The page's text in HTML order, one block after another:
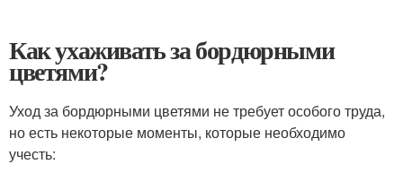
Как ухаживать за бордюрными
цветями?
Уход за бордюрными цветями не требует особого труда,
но есть некоторые моменты, которые необходимо
учесть: